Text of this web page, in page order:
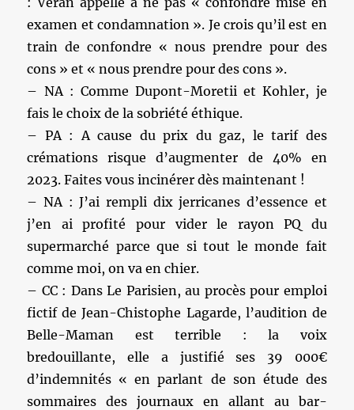
examen et condamnation ». Je crois qu’il est en
train de confondre « nous prendre pour des
cons » et « nous prendre pour des cons ».
– NA : Comme Dupont-Moretii et Kohler, je
fais le choix de la sobriété éthique.
– PA : A cause du prix du gaz, le tarif des
crémations risque d’augmenter de 40% en
2023. Faites vous incinérer dès maintenant !
– NA : J’ai rempli dix jerricanes d’essence et
j’en ai profité pour vider le rayon PQ du
supermarché parce que si tout le monde fait
comme moi, on va en chier.
– CC : Dans Le Parisien, au procès pour emploi
fictif de Jean-Chistophe Lagarde, l’audition de
Belle-Maman est terrible : la voix
bredouillante, elle a justifié ses 39 000€
d’indemnités « en parlant de son étude des
sommaires des journaux en allant au bar-